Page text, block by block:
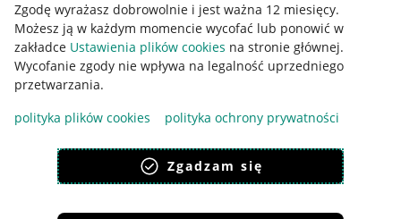
Zgodę wyrażasz dobrowolnie i jest ważna 12 miesięcy.
Możesz ją w każdym momencie wycofać lub ponowić w
zakładce Ustawienia plików cookies na stronie głównej.
Wycofanie zgody nie wpływa na legalność uprzedniego
przetwarzania.
polityka plików cookies
polityka ochrony prywatności
Zgadzam się
Pobierz aplikację